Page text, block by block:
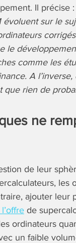
Il précise :
sur le
le
comme les
A
que rien de
ne
de leur
les
ajouter leur
de
ordinateurs
un faible